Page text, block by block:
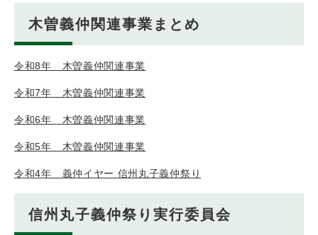
木曽義仲関連事業まとめ
令和8年 木曽義仲関連事業
令和7年 木曽義仲関連事業
令和6年 木曽義仲関連事業
令和5年 木曽義仲関連事業
令和4年 義仲イヤー 信州丸子義仲祭り
信州丸子義仲祭り実行委員会